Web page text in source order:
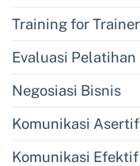
Training for Trainer
Evaluasi Pelatihan
Negosiasi Bisnis
Komunikasi Asertif
Komunikasi Efektif